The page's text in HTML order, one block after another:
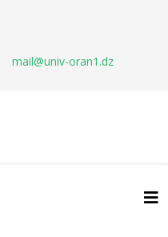
mail@univ-oran1.dz